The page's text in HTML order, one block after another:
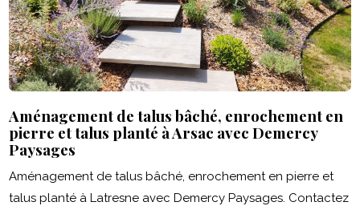
Aménagement de talus bâché, enrochement en
pierre et talus planté à Arsac avec Demercy
Paysages
Aménagement de talus bâché, enrochement en pierre et
talus planté à Latresne avec Demercy Paysages. Contactez